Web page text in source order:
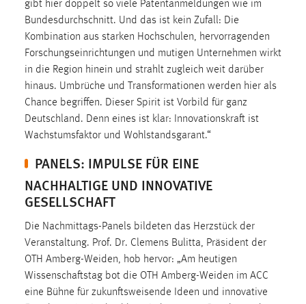
gibt hier doppelt so viele Patentanmeldungen wie im
Bundesdurchschnitt. Und das ist kein Zufall: Die
Kombination aus starken Hochschulen, hervorragenden
Forschungseinrichtungen und mutigen Unternehmen wirkt
in die Region hinein und strahlt zugleich weit darüber
hinaus. Umbrüche und Transformationen werden hier als
Chance begriffen. Dieser Spirit ist Vorbild für ganz
Deutschland. Denn eines ist klar: Innovationskraft ist
Wachstumsfaktor und Wohlstandsgarant.“
PANELS: IMPULSE FÜR EINE
NACHHALTIGE UND INNOVATIVE
GESELLSCHAFT
Die Nachmittags-Panels bildeten das Herzstück der
Veranstaltung. Prof. Dr. Clemens Bulitta, Präsident der
OTH Amberg-Weiden, hob hervor: „Am heutigen
Wissenschaftstag bot die OTH Amberg-Weiden im ACC
eine Bühne für zukunftsweisende Ideen und innovative
MibewSessionID, MIBEW_UserID, mibew_locale, mibew-
chat-frame-style-5e9dbeb1811c0446
Zweck:
Cookie Laufzeit:
MibewSessionID, mibew-chat-frame-style-
5e9dbeb1811c0446 = Sitzungslaufzeit, mibew_locale = 3
Jahre, MIBEW_UserID = 1 Jahr
Login
Name:
Zweck:
Dieser Cookie ist notwendig um sich an der Website
Cookie Laufzeit: